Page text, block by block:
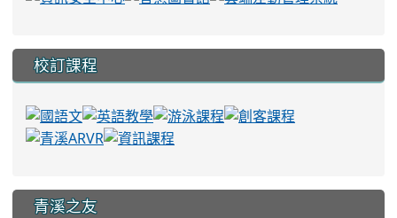
校訂課程
青溪之友